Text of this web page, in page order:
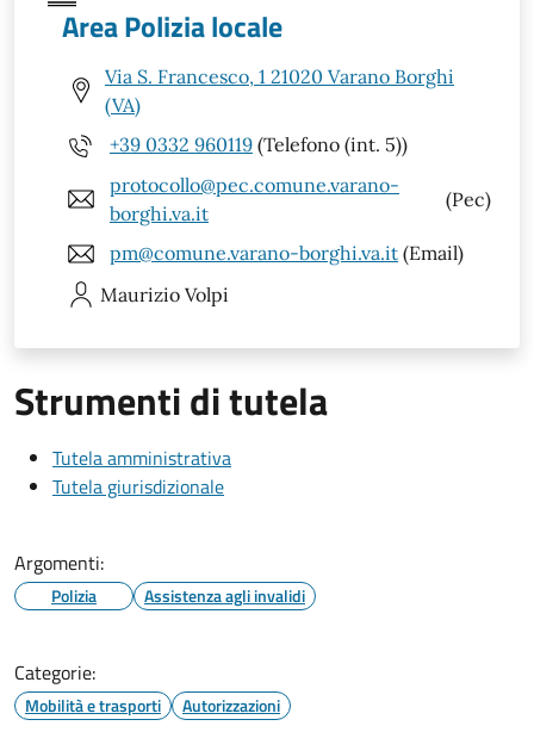
Area Polizia locale
Via S. Francesco, 1 21020 Varano Borghi
(VA)
+39 0332 960119 (Telefono (int. 5))
protocollo@pec.comune.varano-
borghi.va.it
(Pec)
pm@comune.varano-borghi.va.it (Email)
Maurizio Volpi
Strumenti di tutela
Tutela amministrativa
Tutela giurisdizionale
Argomenti:
Polizia Assistenza agli invalidi
Categorie:
Mobilità e trasporti
Autorizzazioni